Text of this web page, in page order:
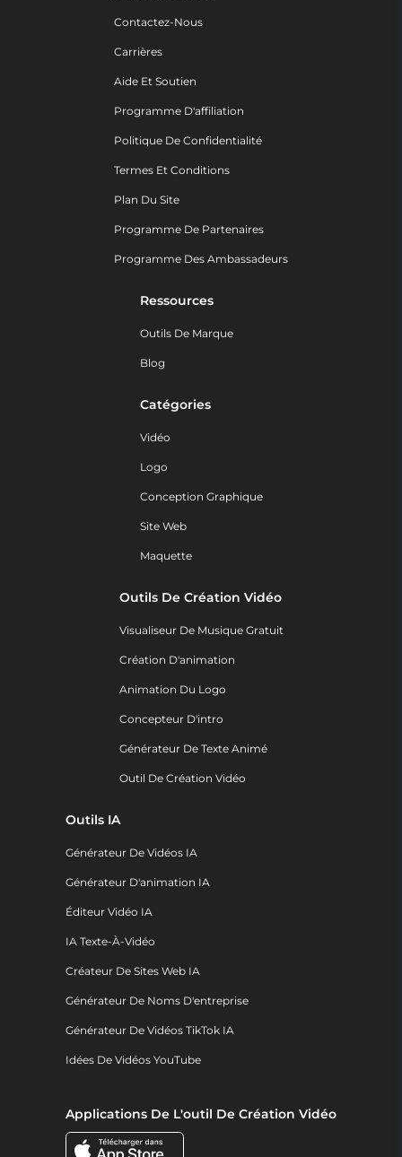
Contactez-Nous
Carrières
Aide Et Soutien
Programme D'affiliation
Politique De Confidentialité
Termes Et Conditions
Plan Du Site
Programme De Partenaires
Programme Des Ambassadeurs
Ressources
Outils De Marque
Blog
Catégories
Vidéo
Logo
Conception Graphique
Site Web
Maquette
Outils De Création Vidéo
Visualiseur De Musique Gratuit
Création D'animation
Animation Du Logo
Concepteur D'intro
Générateur De Texte Animé
Outil De Création Vidéo
Outils IA
Générateur De Vidéos IA
Générateur D'animation IA
Éditeur Vidéo IA
IA Texte-À-Vidéo
Créateur De Sites Web IA
Générateur De Noms D'entreprise
Générateur De Vidéos TikTok IA
Idées De Vidéos YouTube
Applications De L'outil De Création Vidéo